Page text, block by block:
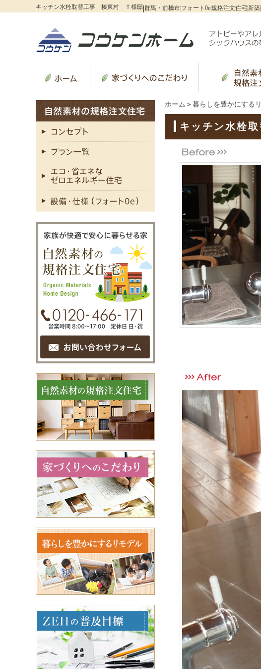
キッチン水栓取替工事 榛東村 Ｔ様邸|群馬・前橋市|フォート0e|規格注文住宅|新
ホーム ＞ 暮らしを豊かにする
キッチン水栓